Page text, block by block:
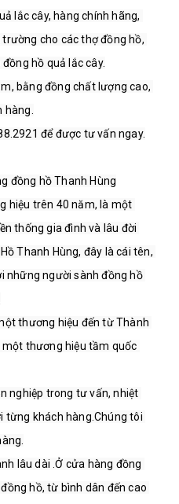
lắc cây, hàng chính hãng,
cho các thợ đồng hồ,
hồ quả lắc cây.
bằng đồng chất lượng cao,
hàng.
để được tư vấn ngay.
đồng hồ Thanh Hùng
hiệu trên 40 năm, là một
thống gia đình và lâu đời
Thanh Hùng, đây là cái tên,
những người sành đồng hồ
thương hiệu đến từ Thành
một thương hiệu tầm quốc
nghiệp trong tư vấn, nhiệt
từng khách hàng.Chúng tôi
lâu dài .Ở cửa hàng đồng
hồ, từ bình dân đến cao